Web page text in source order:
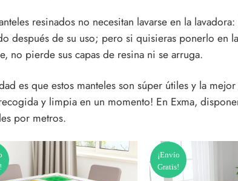
resinados no necesitan lavarse en la
después de su uso; pero si quisieras ponerlo en
no pierde sus capas de resina ni se arruga.
es que estos manteles son súper útiles y la
y limpia en un momento! En Exma,
por metros.
¡Envío
Gratis!